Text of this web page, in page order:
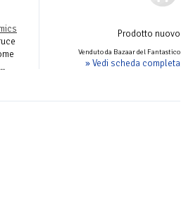
Prodotto nuovo
Venduto da Bazaar del Fantastico
» Vedi scheda completa